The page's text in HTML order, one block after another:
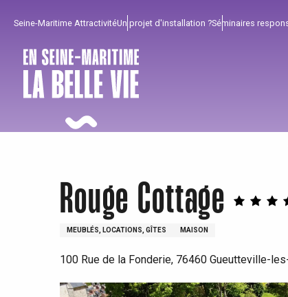
principal
Seine-Maritime AttractivitéUn projet d'installation ?Séminaires
Rouge Cottage
MEUBLÉS, LOCATIONS, GÎTES MAISON
100 Rue de la Fonderie, 76460 Gueutteville-